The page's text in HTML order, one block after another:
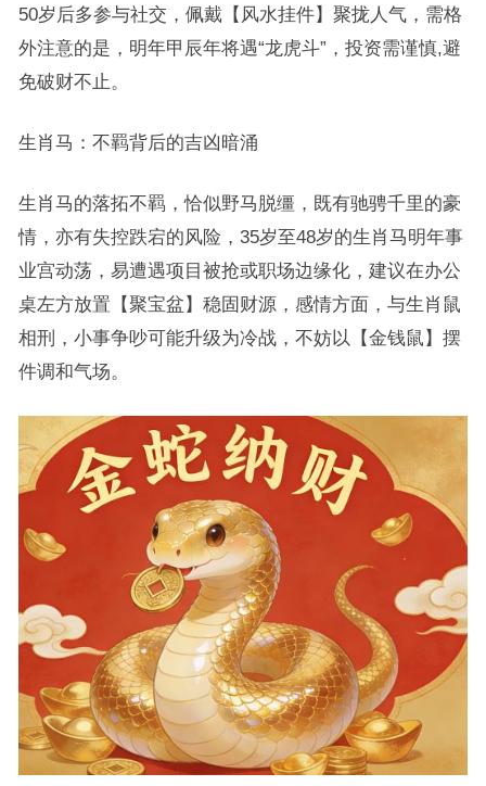
50岁后多参与社交，佩戴【风水挂件】聚拢人气，需格
外注意的是，明年甲辰年将遇“龙虎斗”，投资需谨慎,避
免破财不止。
生肖马：不羁背后的吉凶暗涌
生肖马的落拓不羁，恰似野马脱缰，既有驰骋千里的豪
情，亦有失控跌宕的风险，35岁至48岁的生肖马明年事
业宫动荡，易遭遇项目被抢或职场边缘化，建议在办公
桌左方放置【聚宝盆】稳固财源，感情方面，与生肖鼠
相刑，小事争吵可能升级为冷战，不妨以【金钱鼠】摆
件调和气场。